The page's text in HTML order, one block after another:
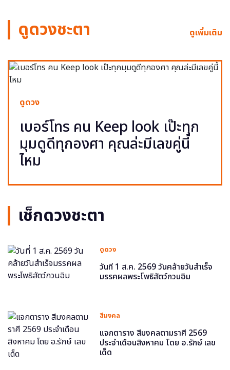
ดูดวงชะตา ดูเพิ่มเติม
ดูดวง
เบอร์โทร คน Keep look เป๊ะทุก
มุมดูดีทุกองศา คุณล่ะมีเลขคู่นี้
ไหม
เช็กดวงชะตา
ดูดวง
วันที่ 1 ส.ค. 2569 วันคล้ายวันสำเร็จ
มรรคผลพระโพธิสัตว์กวนอิม
สีมงคล
แจกตาราง สีมงคลตามราศี 2569
ประจำเดือนสิงหาคม โดย อ.รักษ์ เลข
เด็ด